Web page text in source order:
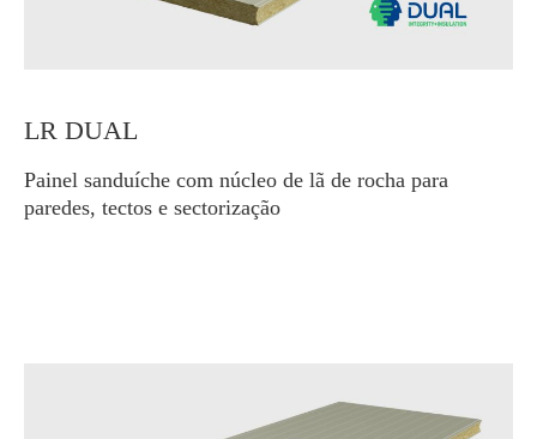
LR DUAL
Painel sanduíche com núcleo de lã de rocha para
paredes, tectos e sectorização